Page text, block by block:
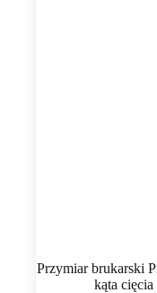
Przymiar brukarski
kąta